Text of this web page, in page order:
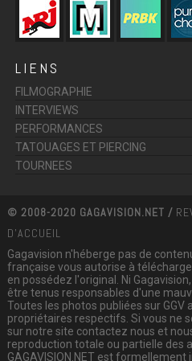
LIENS
FILMOGRAPHIE
INTERVIEWS
PERFORMANCES
TATOUAGES ET PIERCING
TOURNEES
© 2008-2020 GAGAVISION.NET /
D'ACCUEIL
Gagavision n'héberge pas de
française vous autorise à
en possédez l'original. Ni
être tenus responsables d'une
Toutes les photos publiées sur GGV
propriétaires respectifs. Si vous ne
sur notre site contactez nous et
reproduction totale ou partielle des
GAGAVISION.NET est